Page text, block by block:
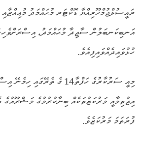
ރައީސުލްޖުމްހޫރިއްޔާ ޑޮކްޓަރ މުޙައްމަދު
އަނބިކަނބަލުން ސާޖިދާ މުޙައްމަދު،
ހުޅުވައިދެއްވައިފިއެވެ.
މިއީ ސަރުކާރުގެ ހަފްތާ14 ގެ
އިޖުތިމާއީ މަރުކަޒުތަކެއް ބިނާކުރުމުގެ
ފުރަތަމަ މަރުކަޒެވެ.